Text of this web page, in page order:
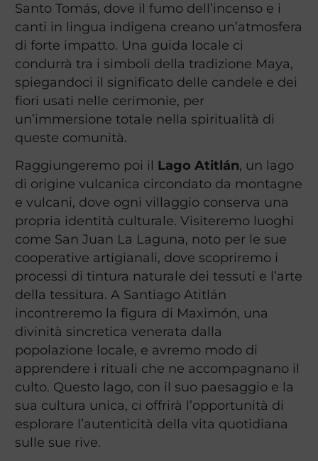
Santo Tomás, dove il fumo dell’incenso e i
canti in lingua indigena creano un’atmosfera
di forte impatto. Una guida locale ci
condurrà tra i simboli della tradizione Maya,
spiegandoci il significato delle candele e dei
fiori usati nelle cerimonie, per
un’immersione totale nella spiritualità di
queste comunità.
Raggiungeremo poi il Lago Atitlán, un lago
di origine vulcanica circondato da montagne
e vulcani, dove ogni villaggio conserva una
propria identità culturale. Visiteremo luoghi
come San Juan La Laguna, noto per le sue
cooperative artigianali, dove scopriremo i
processi di tintura naturale dei tessuti e l’arte
della tessitura. A Santiago Atitlán
incontreremo la figura di Maximón, una
divinità sincretica venerata dalla
popolazione locale, e avremo modo di
apprendere i rituali che ne accompagnano il
culto. Questo lago, con il suo paesaggio e la
sua cultura unica, ci offrirà l’opportunità di
esplorare l’autenticità della vita quotidiana
sulle sue rive.